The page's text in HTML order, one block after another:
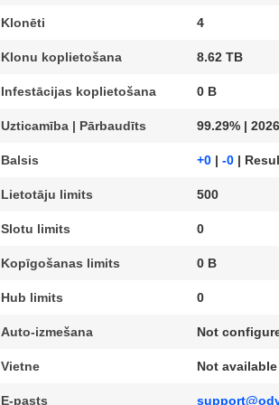
Klonēti 4
Klonu koplietošana 8.62 TB
Infestācijas koplietošana 0 B
Uzticamība | Pārbaudīts 99.29% |
Balsis +0 | -0 |
Lietotāju limits 500
Slotu limits 0
Kopīgošanas limits 0 B
Hub limits 0
Auto-izmešana Not
Vietne Not available
E-pasts